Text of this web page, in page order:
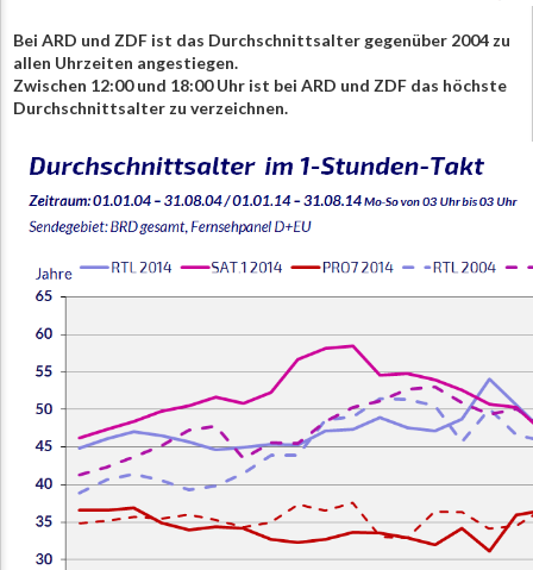
Bei ARD und ZDF ist das Durchschnittsalter gegenüber 2004 zu
allen Uhrzeiten angestiegen.
Zwischen 12:00 und 18:00 Uhr ist bei ARD und ZDF das höchste
Durchschnittsalter zu verzeichnen.